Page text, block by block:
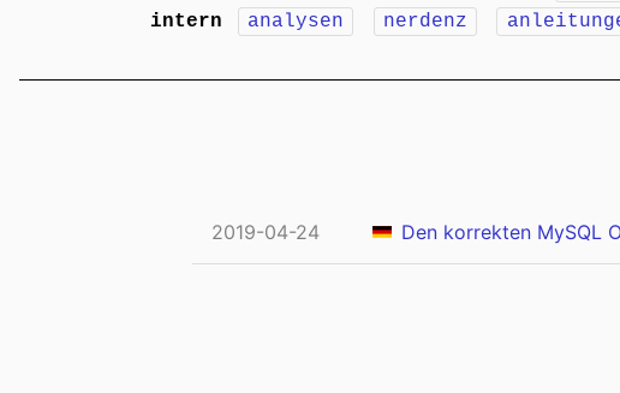
intern
analysen nerdenz
2019-04-24 Den korrekten MySQL